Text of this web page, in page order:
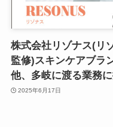
株式会社リゾナス(リ
監修)スキンケアブラ
他、多岐に渡る業務
2025年6月17日